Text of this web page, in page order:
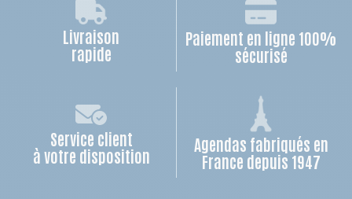
Livraison
rapide
Paiement en ligne 100%
sécurisé
Service client
à votre disposition
Agendas fabriqués en
France depuis 1947